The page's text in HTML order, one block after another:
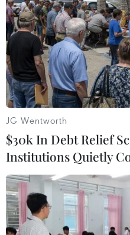
Người dân, thân nhân các
nghĩa trang liệt sỹ
Hiếu/
JG Wentworth
$30k In Debt Relief
Institutions Quietly